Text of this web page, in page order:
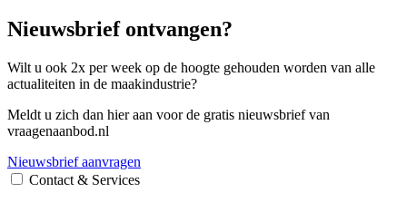
Nieuwsbrief ontvangen?
Wilt u ook 2x per week op de hoogte gehouden worden van alle
actualiteiten in de maakindustrie?
Meldt u zich dan hier aan voor de gratis nieuwsbrief van
vraagenaanbod.nl
Nieuwsbrief aanvragen
Contact & Services